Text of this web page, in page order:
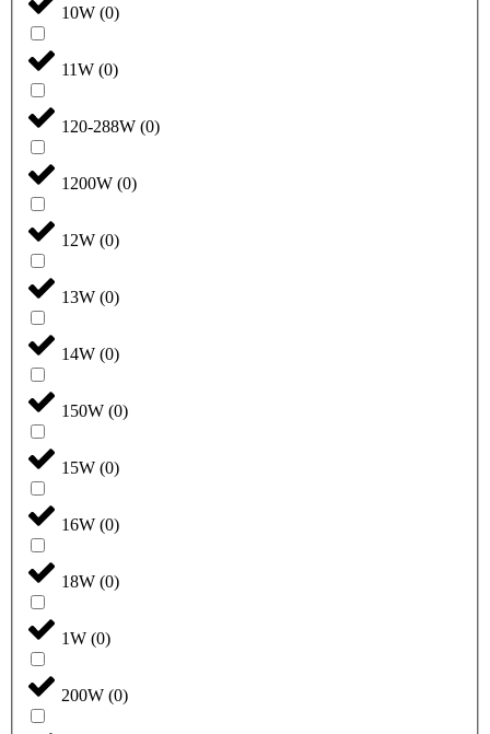
10W (0)
11W (0)
120-288W (0)
1200W (0)
12W (0)
13W (0)
14W (0)
150W (0)
15W (0)
16W (0)
18W (0)
1W (0)
200W (0)